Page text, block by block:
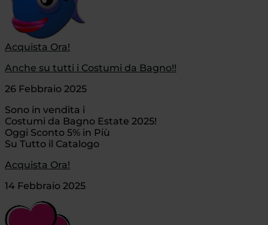
Acquista Ora!
Anche su tutti i Costumi da Bagno!!
26 Febbraio 2025
Sono in vendita i
Costumi da Bagno Estate 2025!
Oggi Sconto 5% in Più
Su Tutto il Catalogo
Acquista Ora!
14 Febbraio 2025